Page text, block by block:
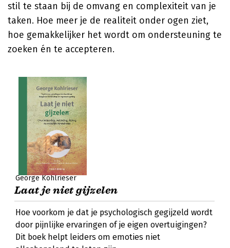
stil te staan bij de omvang en complexiteit van je
taken. Hoe meer je de realiteit onder ogen ziet,
hoe gemakkelijker het wordt om ondersteuning te
zoeken én te accepteren.
George Kohlrieser
Laat je niet gijzelen
Hoe voorkom je dat je psychologisch gegijzeld wordt
door pijnlijke ervaringen of je eigen overtuigingen?
Dit boek helpt leiders om emoties niet